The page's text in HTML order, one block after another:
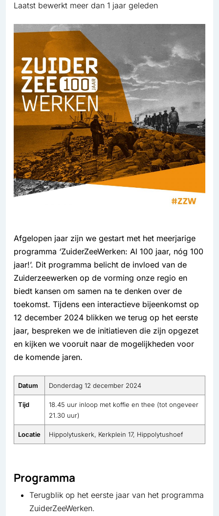
Laatst bewerkt meer dan 1 jaar geleden
Afgelopen jaar zijn we gestart met het meerjarige
programma ‘ZuiderZeeWerken: Al 100 jaar, nóg 100
jaar!’. Dit programma belicht de invloed van de
Zuiderzeewerken op de vorming onze regio en
biedt kansen om samen na te denken over de
toekomst. Tijdens een interactieve bijeenkomst op
12 december 2024 blikken we terug op het eerste
jaar, bespreken we de initiatieven die zijn opgezet
en kijken we vooruit naar de mogelijkheden voor
de komende jaren.
Datum Donderdag 12 december 2024
Tijd
18.45 uur inloop met koffie en thee (tot ongeveer
21.30 uur)
Locatie Hippolytuskerk, Kerkplein 17, Hippolytushoef
Programma
Terugblik op het eerste jaar van het programma
ZuiderZeeWerken.